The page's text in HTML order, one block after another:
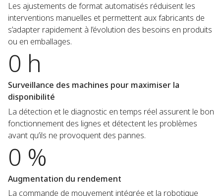
Les ajustements de format automatisés réduisent les
interventions manuelles et permettent aux fabricants de
s’adapter rapidement à l’évolution des besoins en produits
ou en emballages.
0 h
Surveillance des machines pour maximiser la
disponibilité
La détection et le diagnostic en temps réel assurent le bon
fonctionnement des lignes et détectent les problèmes
avant qu’ils ne provoquent des pannes.
0 %
Augmentation du rendement
La commande de mouvement intégrée et la robotique